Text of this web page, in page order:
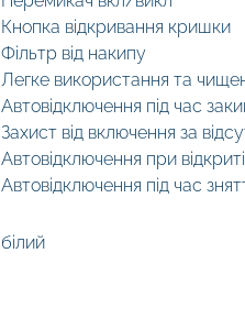
Кнопка відкривання кришки
Фільтр від накипу
Легке використання та
Автовідключення під час
Захист від включення за
Автовідключення при
Автовідключення під час
білий